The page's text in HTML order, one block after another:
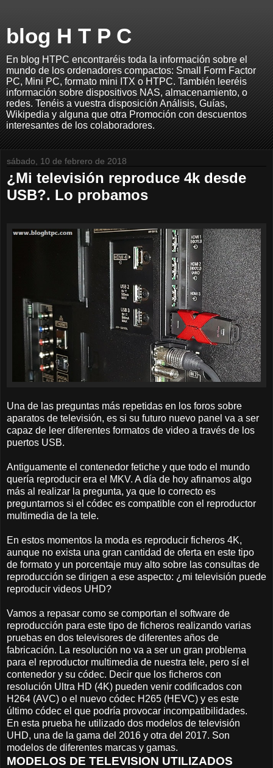
blog H T P C
En blog HTPC encontraréis toda la información sobre el
mundo de los ordenadores compactos: Small Form Factor
PC, Mini PC, formato mini ITX o HTPC. También leeréis
información sobre dispositivos NAS, almacenamiento, o
redes. Tenéis a vuestra disposición Análisis, Guías,
Wikipedia y alguna que otra Promoción con descuentos
interesantes de los colaboradores.
sábado, 10 de febrero de 2018
¿Mi televisión reproduce 4k desde
USB?. Lo probamos
Una de las preguntas más repetidas en los foros sobre
aparatos de televisión, es si su futuro nuevo panel va a ser
capaz de leer diferentes formatos de video a través de los
puertos USB.
Antiguamente el contenedor fetiche y que todo el mundo
quería reproducir era el MKV. A día de hoy afinamos algo
más al realizar la pregunta, ya que lo correcto es
preguntarnos si el códec es compatible con el reproductor
multimedia de la tele.
En estos momentos la moda es reproducir ficheros 4K,
aunque no exista una gran cantidad de oferta en este tipo
de formato y un porcentaje muy alto sobre las consultas de
reproducción se dirigen a ese aspecto: ¿mi televisión puede
reproducir videos UHD?
Vamos a repasar como se comportan el software de
reproducción para este tipo de ficheros realizando varias
pruebas en dos televisores de diferentes años de
fabricación. La resolución no va a ser un gran problema
para el reproductor multimedia de nuestra tele, pero sí el
contenedor y su códec. Decir que los ficheros con
resolución Ultra HD (4K) pueden venir codificados con
H264 (AVC) o el nuevo códec H265 (HEVC) y es este
último códec el que podría provocar incompatibilidades.
En esta prueba he utilizado dos modelos de televisión
UHD, una de la gama del 2016 y otra del 2017. Son
modelos de diferentes marcas y gamas.
MODELOS DE TELEVISION UTILIZADOS